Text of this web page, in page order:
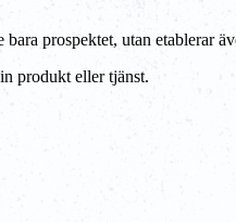
prospektet, utan etablerar
produkt eller tjänst.